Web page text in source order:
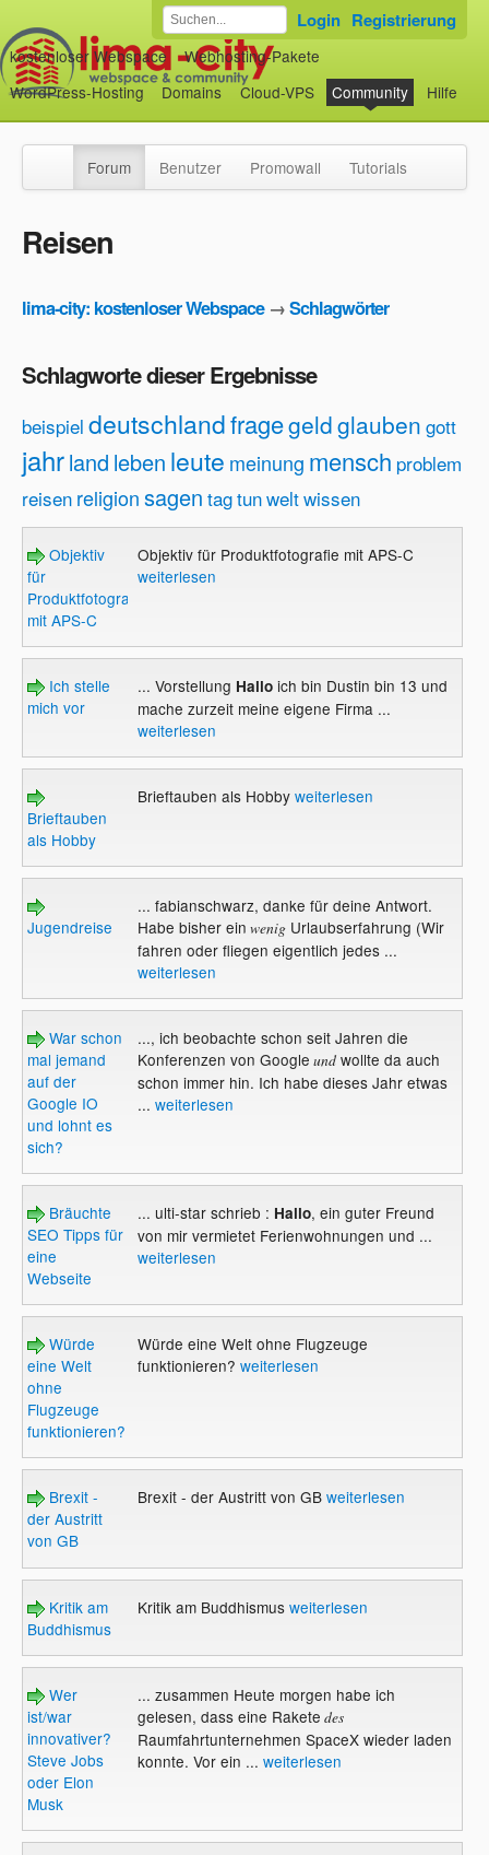
kostenloser Webspace
Webhosting-Pakete
WordPress-Hosting
Domains Cloud-VPS Community Hilfe
Login Registrierung
Forum Benutzer Promowall Tutorials
Reisen
lima-city: kostenloser Webspace→Schlagwörter
Schlagworte dieser Ergebnisse
beispiel deutschlandfragegeldglauben gott
jahrland leben leute meinung mensch problem
reisen religionsagen tagtunweltwissen
Objektiv
für
Produktfotografie
mit APS-C
Objektiv für Produktfotografie mit APS-C
weiterlesen
Ich stelle
mich vor
... Vorstellung Halloich bin Dustin bin 13 und
mache zurzeit meine eigene Firma ...
weiterlesen
Brieftauben
als Hobby
Brieftauben als Hobby weiterlesen
Jugendreise
... fabianschwarz, danke für deine Antwort.
Habe bisher ein wenigUrlaubserfahrung (Wir
fahren oder fliegen eigentlich jedes ...
weiterlesen
War schon
mal jemand
auf der
Google IO
und lohnt es
sich?
..., ich beobachte schon seit Jahren die
Konferenzen von Google undwollte da auch
schon immer hin. Ich habe dieses Jahr etwas
... weiterlesen
Bräuchte
SEO Tipps für
eine
Webseite
... ulti-star schrieb : Hallo, ein guter Freund
von mir vermietet Ferienwohnungen und ...
weiterlesen
Würde
eine Welt
ohne
Flugzeuge
funktionieren?
Würde eine Welt ohne Flugzeuge
funktionieren? weiterlesen
Brexit -
der Austritt
von GB
Brexit - der Austritt von GB weiterlesen
Kritik am
Buddhismus
Kritik am Buddhismus weiterlesen
Wer
ist/war
innovativer?
Steve Jobs
oder Elon
Musk
... zusammen Heute morgen habe ich
gelesen, dass eine Rakete des
Raumfahrtunternehmen SpaceX wieder laden
konnte. Vor ein ... weiterlesen